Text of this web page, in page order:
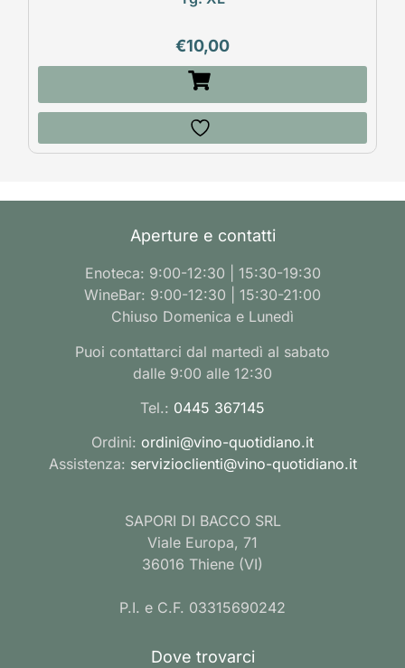
€10,00
Aperture e contatti
Enoteca: 9:00-12:30 | 15:30-19:30
WineBar: 9:00-12:30 | 15:30-21:00
Chiuso Domenica e Lunedì
Puoi contattarci dal martedì al sabato
dalle 9:00 alle 12:30
Tel.: 0445 367145
Ordini: ordini@vino-quotidiano.it
Assistenza: servizioclienti@vino-quotidiano.it
SAPORI DI BACCO SRL
Viale Europa, 71
36016 Thiene (VI)
P.I. e C.F. 03315690242
Dove trovarci